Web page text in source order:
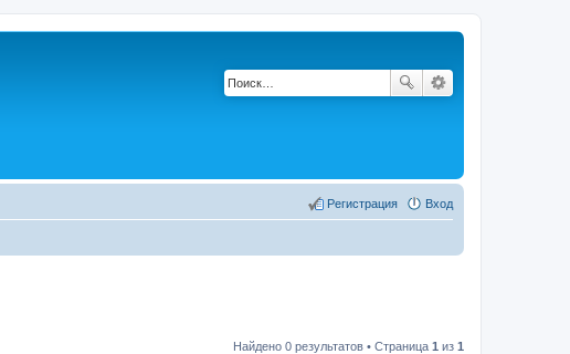
Вход
Регистрация
Найдено 0 результатов • Страница 1 из 1